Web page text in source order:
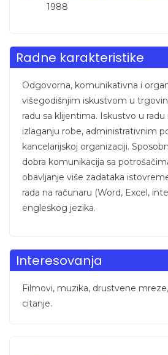
1988
Radne karakteristike
Odgovorna, komunikativna i
višegodišnjim iskustvom u
radu sa klijentima. Iskustvo u radu
izlaganju robe, administrativnim
kancelarijskoj organizaciji.
dobra komunikacija sa
obavljanje više zadataka
rada na računaru (Word, Excel,
engleskog jezika.
Interesovanja
Filmovi, muzika, drustvene
citanje.